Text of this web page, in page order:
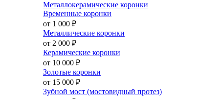
Металлокерамические коронки
Временные коронки
от 1 000 ₽
Металлические коронки
от 2 000 ₽
Керамические коронки
от 10 000 ₽
Золотые коронки
от 15 000 ₽
Зубной мост (мостовидный протез)